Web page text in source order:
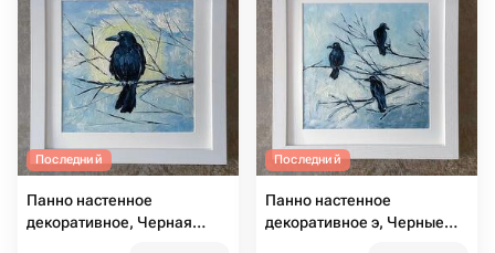
Последний
Панно настенное
декоративное, Черная
Последний
Панно настенное
декоративное э, Черные